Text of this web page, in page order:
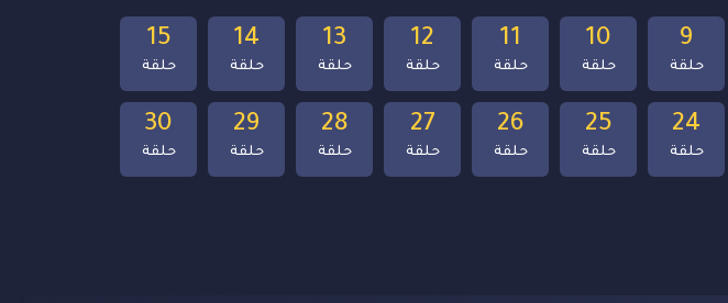
30
حلقة
29
حلقة
28
حلقة
27
حلقة
26
حلقة
25
حلقة
24
حلقة
15
حلقة
14
حلقة
13
حلقة
12
حلقة
11
حلقة
10
حلقة
9
حلقة